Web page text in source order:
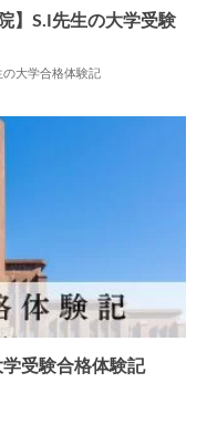
】S.I先生の大学受験
の大学合格体験記
学受験合格体験記